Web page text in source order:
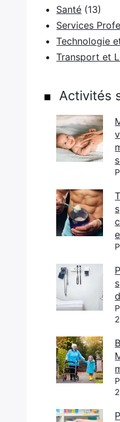
Santé (13)
Services
Technologie
Transport et
Activités